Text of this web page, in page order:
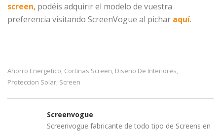
screen, podéis adquirir el modelo de vuestra
preferencia visitando ScreenVogue al pichar aquí.
Ahorro Energetico, Cortinas Screen, Diseño De Interiores,
Proteccion Solar, Screen
Screenvogue
Screenvogue fabricante de todo tipo de Screens en